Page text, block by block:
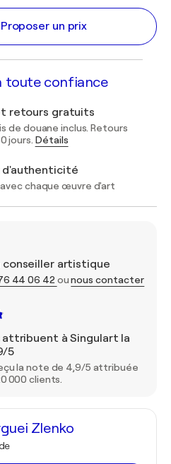
Proposer un prix
toute confiance
retours gratuits
de douane inclus. Retours
jours. Détails
chaque œuvre d'art
conseiller artistique
44 06 42 ounous contacter
attribuent à Singulart la
5
la note de 4,9/5 attribuée
000 clients.
Zlenko